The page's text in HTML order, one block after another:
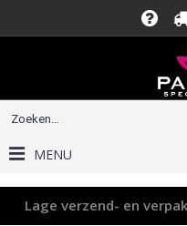
MENU
Lage verzend- en